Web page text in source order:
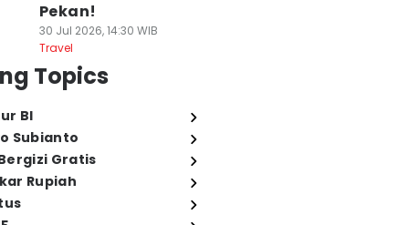
Pekan!
30 Jul 2026, 14:30 WIB
Travel
Topics
BI
Subianto
Gratis
Rupiah